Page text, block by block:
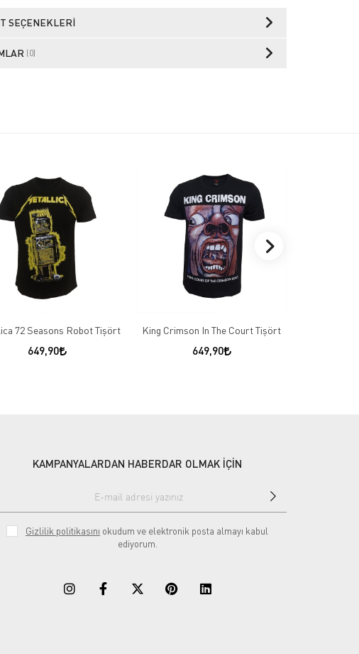
SEÇENEKLERI
(0)
72 Seasons Robot Tişört
649,90
King Crimson In The Court Tişört
649,90
KAMPANYALARDAN HABERDAR OLMAK İÇİN
Gizlilik politikasını okudum ve elektronik posta almayı kabul
ediyorum.